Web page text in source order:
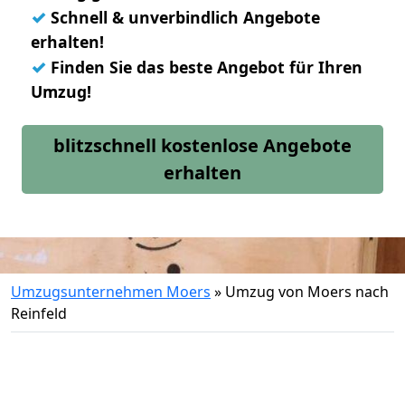
✓ Schnell & unverbindlich Angebote
erhalten!
✓ Finden Sie das beste Angebot für Ihren
Umzug!
blitzschnell kostenlose Angebote
erhalten
Umzugsunternehmen Moers » Umzug von Moers nach
Reinfeld